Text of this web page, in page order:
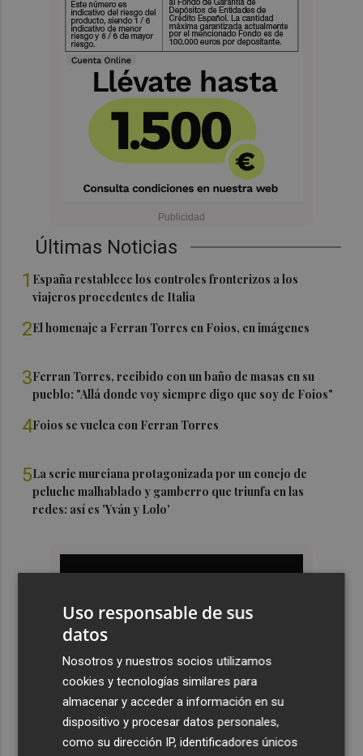
Últimas Noticias
1 España restablece los controles fronterizos a los
viajeros procedentes de Italia
2El homenaje a Ferran Torres en Foios, en imágenes
3Ferran Torres, recibido con un baño de masas en su
pueblo: "Allá donde voy siempre digo que soy de Foios"
4Foios se vuelca con Ferran Torres
5La serie murciana protagonizada por un conejo de
peluche malhablado y gamberro que triunfa en las
redes: así es 'Yván y Lolo'
Uso responsable de sus
datos
Nosotros y nuestros socios utilizamos
cookies y tecnologías similares para
almacenar y acceder a información en su
dispositivo y procesar datos personales,
como su dirección IP, identificadores únicos